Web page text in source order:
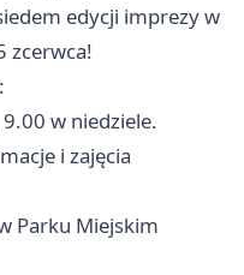
edycji imprezy w
zcerwca!
w niedziele.
i zajęcia
Parku Miejskim